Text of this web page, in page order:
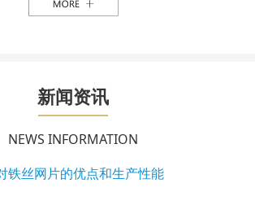
新闻资讯
NEWS INFORMATION